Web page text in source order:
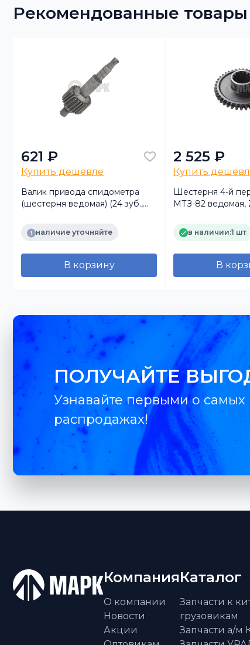
Рекомендованные товары
621 ₽
Купить дешевле
Валик привода спидометра
(шестерня ведомая) (24 зуб.,
наличие уточняйте
В корзину
2 525 ₽
Купить
Шестерня 4-й
МТЗ-82 ведомая,
в наличии:1 шт
В
ПОЛУЧАЙТЕ
Узнавайте первыми о самых
распродажах!
Компания
О компании
Новости
Акции
Каталог
Запчасти к
грузовикам
Запчасти а/м